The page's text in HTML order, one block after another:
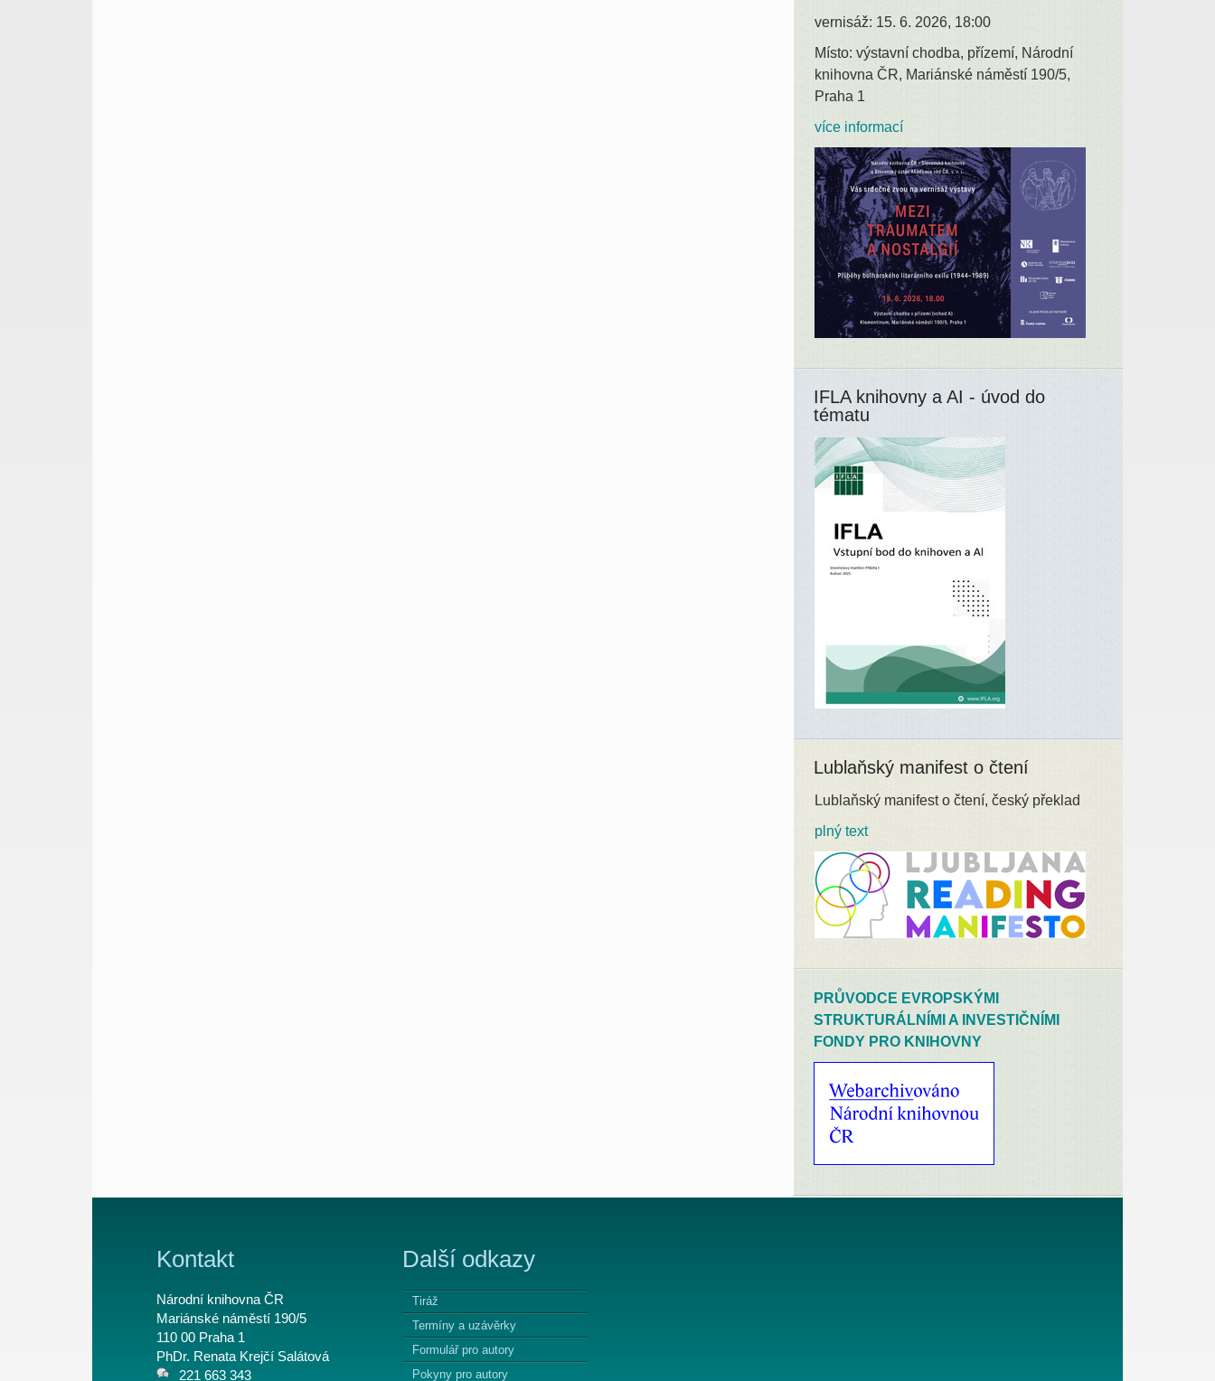
vernisáž: 15. 6. 2026, 18:00
Místo: výstavní chodba, přízemí, Národní
knihovna ČR, Mariánské náměstí 190/5,
Praha 1
více informací
IFLA knihovny a AI - úvod do
tématu
Lublaňský manifest o čtení
Lublaňský manifest o čtení, český překlad
plný text
PRŮVODCE EVROPSKÝMI
STRUKTURÁLNÍMI A INVESTIČNÍMI
FONDY PRO KNIHOVNY
Kontakt
Národní knihovna ČR
Mariánské náměstí 190/5
110 00 Praha 1
PhDr. Renata Krejčí Salátová
221 663 343
Další odkazy
Tiráž
Termíny a uzávěrky
Formulář pro autory
Pokyny pro autory